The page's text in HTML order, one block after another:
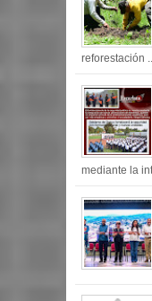
reforestación ...
mediante la